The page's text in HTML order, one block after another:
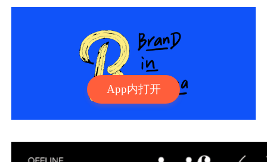
App内打开